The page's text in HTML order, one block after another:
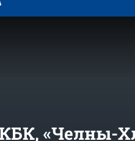
«Челны-